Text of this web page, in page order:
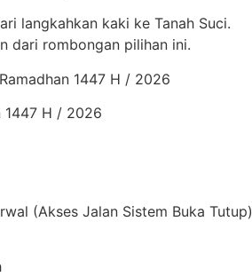
langkahkan kaki ke Tanah Suci.
dari rombongan pilihan ini.
1447 H / 2026
1447 H / 2026
(Akses Jalan Sistem Buka Tutup)